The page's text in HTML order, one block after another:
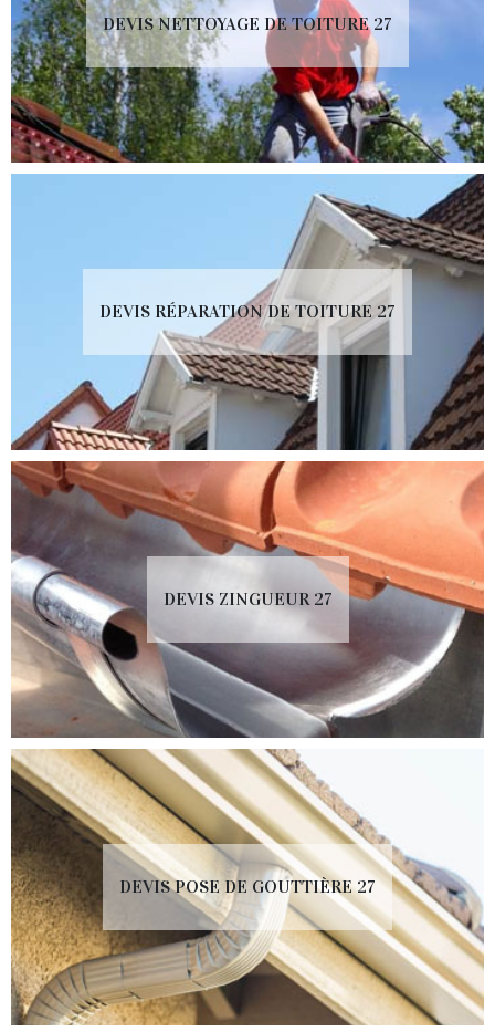
DEVIS NETTOYAGE DE TOITURE 27
DEVIS RÉPARATION DE TOITURE 27
DEVIS ZINGUEUR 27
DEVIS POSE DE GOUTTIÈRE 27